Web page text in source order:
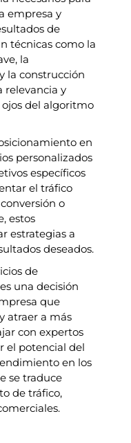
empresa y
de
técnicas como la
la
la construcción
relevancia y
del algoritmo
en
personalizados
específicos
el tráfico
o
estos
estrategias a
deseados.
de
una decisión
que
atraer a más
con expertos
el potencial del
en los
se traduce
de tráfico,